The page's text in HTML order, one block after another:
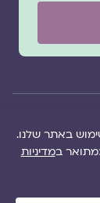
מפת אתר|